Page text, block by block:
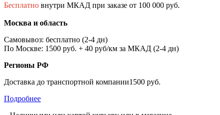
Бесплатно внутри МКАД при заказе от 100 000 руб.
Москва и область
Самовывоз: бесплатно (2-4 дн)
По Москве: 1500 руб. + 40 руб/км за МКАД (2-4 дн)
Регионы РФ
Доставка до транспортной компании1500 руб.
Подробнее